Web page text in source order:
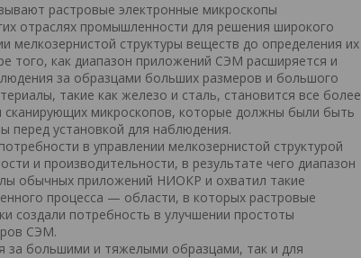
растровые электронные микроскопы
отраслях промышленности для решения широкого
мелкозернистой структуры веществ до определения их
того, как диапазон приложений СЭМ расширяется и
за образцами больших размеров и большого
такие как железо и сталь, становится все более
сканирующих микроскопов, которые должны были быть
перед установкой для наблюдения.
в управлении мелкозернистой структурой
и производительности, в результате чего диапазон
обычных приложений НИОКР и охватил такие
процесса — области, в которых растровые
создали потребность в улучшении простоты
СЭМ.
за большими и тяжелыми образцами, так и для